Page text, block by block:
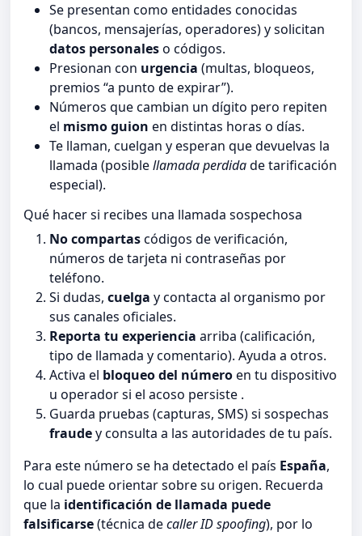
Se presentan como entidades conocidas
(bancos, mensajerías, operadores) y solicitan
datos personaleso códigos.
Presionan con urgencia (multas, bloqueos,
premios “a punto de expirar”).
Números que cambian un dígito pero repiten
el mismo guion en distintas horas o días.
Te llaman, cuelgan y esperan que devuelvas la
llamada (posiblellamada perdidade tarificación
especial).
Qué hacer si recibes una llamada sospechosa
No compartascódigos de verificación,
números de tarjeta ni contraseñas por
teléfono.
Si dudas, cuelga y contacta al organismo por
sus canales oficiales.
Reporta tu experiencia arriba (calificación,
tipo de llamada y comentario). Ayuda a otros.
Activa el bloqueo del númeroen tu dispositivo
u operador si el acoso persiste .
Guarda pruebas (capturas, SMS) si sospechas
fraudey consulta a las autoridades de tu país.
Para este número se ha detectado el país España,
lo cual puede orientar sobre su origen. Recuerda
que la identificación de llamada puede
falsificarse(técnica decaller ID spoofing), por lo